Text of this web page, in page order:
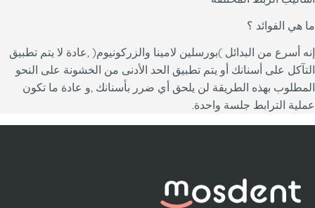
ما هي الفوائد ؟
إنه أسرع من البدائل )بورسلين لامينا والزركونيوم( ,عادة لا يتم تطبيق
التآكل على أسنانك أو يتم تطبيق الحد الأدنى من الخشونة على النحو
المطلوب بهذه الطريقة لن يلحق أي ضرر بأسنانك ,و عادة ما تكون
عملية الترابط جلسة واحدة.